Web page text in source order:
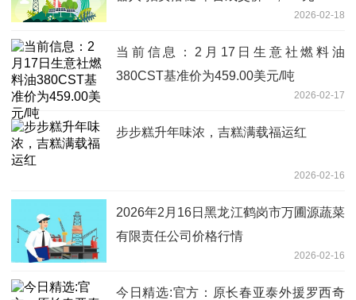
2026-02-18
当前信息：2月17日生意社燃料油
380CST基准价为459.00美元/吨
2026-02-17
步步糕升年味浓，吉糕满载福运红
2026-02-16
2026年2月16日黑龙江鹤岗市万圃源蔬菜
有限责任公司价格行情
2026-02-16
今日精选:官方：原长春亚泰外援罗西奇